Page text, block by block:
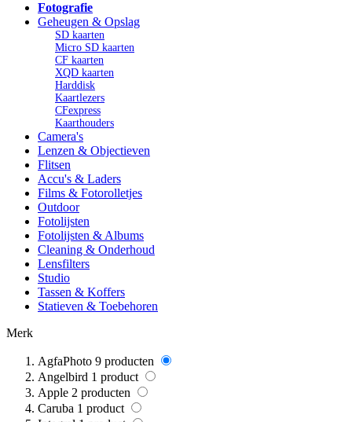
Fotografie
Camera's
Lenzen & Objectieven
Flitsen
Accu's & Laders
Geheugen & Opslag
SD kaarten
Micro SD kaarten
CF kaarten
XQD kaarten
Harddisk
Kaartlezers
CFexpress
Kaarthouders
Films & Fotorolletjes
Outdoor
Fotolijsten
Fotolijsten & Albums
Cleaning & Onderhoud
Lensfilters
Studio
Tassen & Koffers
Statieven & Toebehoren
Merk
AgfaPhoto 9 producten
Angelbird 1 product
Apple 2 producten
Caruba 1 product